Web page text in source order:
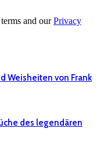
and ourPrivacy
Weisheiten von Frank
des legendären